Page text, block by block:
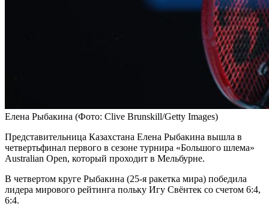
Елена Рыбакина (Фото: Clive Brunskill/Getty Images)
Представительница Казахстана Елена Рыбакина вышла в
четвертьфинал первого в сезоне турнира «Большого шлема»
Australian Open, который проходит в Мельбурне.
В четвертом круге Рыбакина (25-я ракетка мира) победила
лидера мирового рейтинга польку Игу Свёнтек со счетом 6:4,
6:4.